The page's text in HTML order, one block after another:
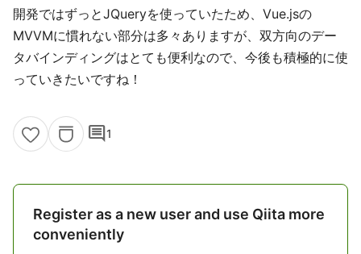
開発ではずっとJQueryを使っていたため、Vue.jsの
MVVMに慣れない部分は多々ありますが、双方向のデー
タバインディングはとても便利なので、今後も積極的に使
っていきたいですね！
comment1
Register as a new user and use Qiita more
conveniently